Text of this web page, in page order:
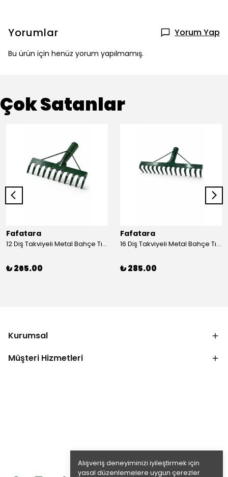
Alışveriş deneyiminizi iyileştirmek için
yasal düzenlemelere uygun çerezler
Yorumlar Yorum Yap
Bu ürün için henüz yorum yapılmamış.
Çok Satanlar
Fafatara
12 Diş Takviyeli Metal Bahçe Tırmığı – Dayanıklı, Geniş Ağızlı Yaprak ve Toprak Tırmığı
₺ 265.00
Fafatara
16 Diş Takviyeli Metal Bahçe Tırmığı – Dayanıklı, Geniş Ağızlı Toprak ve Yaprak Tırmığı
₺ 285.00
Kurumsal
Müşteri Hizmetleri